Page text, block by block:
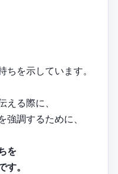
を示しています。
る際に、
調するために、
を
。